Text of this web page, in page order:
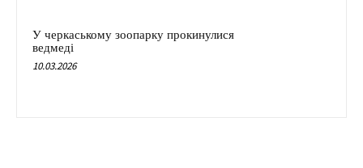
У черкаському зоопарку прокинулися
ведмеді
10.03.2026